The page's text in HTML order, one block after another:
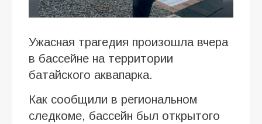
Ужасная трагедия произошла вчера
в бассейне на территории
батайского аквапарка.
Как сообщили в региональном
следкоме, бассейн был открытого